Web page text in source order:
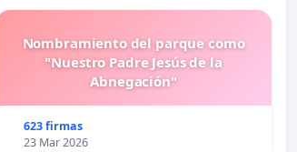
Nombramiento del parque como
"Nuestro Padre Jesús de la
Abnegación"
623 firmas
23 Mar 2026